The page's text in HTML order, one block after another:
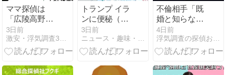
ママ探偵は
「広陵高野球
部でいじめ重
大事態発生」
検証します
ト探偵事務所
3日前
トランプ イラ
ンに便秘（打
つ手なし）
か？
3日前
不倫相手「既
婚と知らなか
った」を覆す
証拠の固め方
4日前